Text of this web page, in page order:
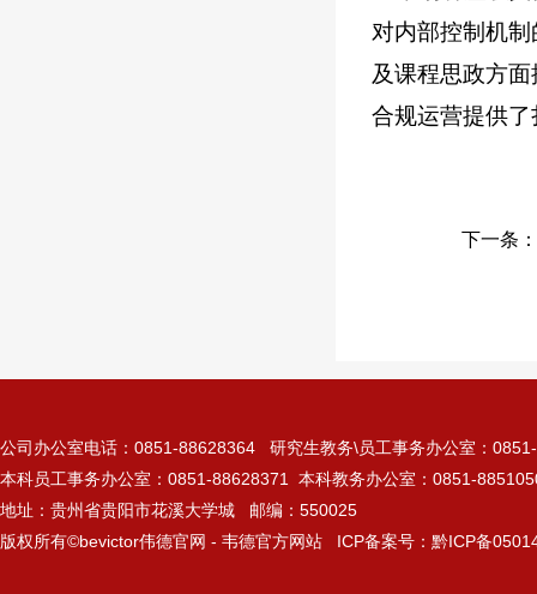
对内部控制机
及课程思政方
合规运营提供
下一条：
公司办公室电话：0851-88628364 研究生教务\员工事务办公室：
本科员工事务办公室：0851-88628371 本科教务办公室：0851-
地址：贵州省贵阳市花溪大学城 邮编：550025
版权所有©bevictor伟德官网 - 韦德官方网站 ICP备案号：黔ICP备